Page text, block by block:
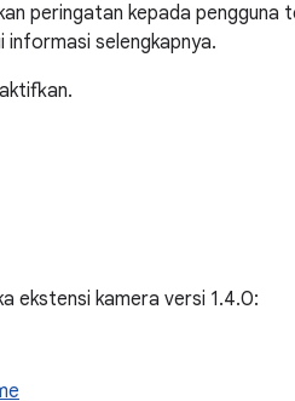
peringatan kepada
informasi selengkapnya.
ekstensi kamera versi 1.4.0: